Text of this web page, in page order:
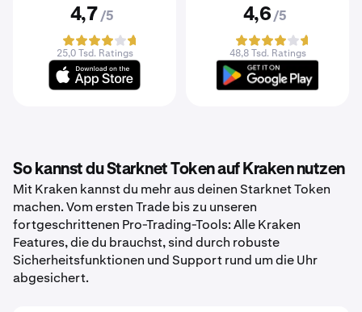
4,7 /5
25,0 Tsd. Ratings
4,6 /5
48,8 Tsd. Ratings
So kannst du Starknet Token auf Kraken nutzen
Mit Kraken kannst du mehr aus deinen Starknet Token
machen. Vom ersten Trade bis zu unseren
fortgeschrittenen Pro-Trading-Tools: Alle Kraken
Features, die du brauchst, sind durch robuste
Sicherheitsfunktionen und Support rund um die Uhr
abgesichert.